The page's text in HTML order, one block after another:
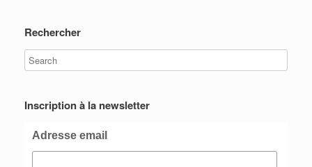
Rechercher
Inscription à la newsletter
Adresse email